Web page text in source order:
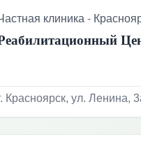
клиника -
Красноярск, ул. Ленина,